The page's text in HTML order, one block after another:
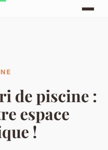
de piscine :
espace
!